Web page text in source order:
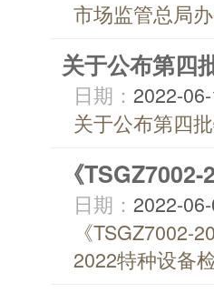
市场监管总局
关于公布第四
日期： 2022-
关于公布第四
《
日期： 2022-
《TSGZ7002-
2022特种设备